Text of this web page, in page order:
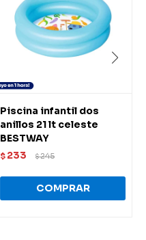
Piscina infantil dos
anillos 21 lt celeste
BESTWAY
$ 233 $245